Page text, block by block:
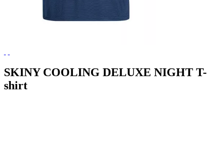
SKINY COOLING DELUXE NIGHT T-
shirt